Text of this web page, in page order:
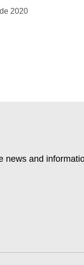
2020
and